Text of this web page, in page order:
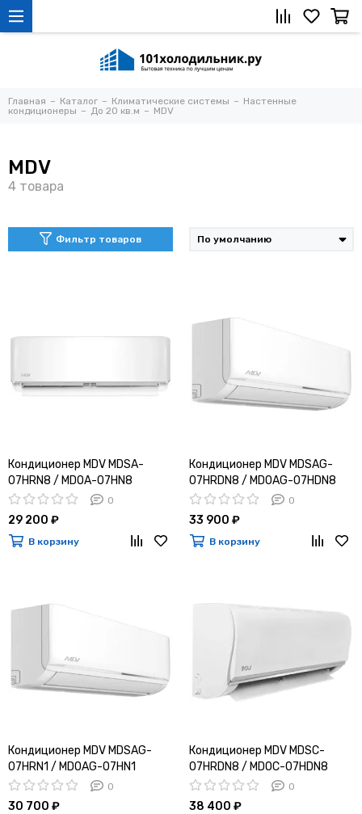
Главная Каталог Климатические системы
Настенные
кондиционеры
До 20 кв.м MDV
MDV
Фильтр товаров
Кондиционер MDV MDSA-
07HRN8 / MDOA-07HN8
0
29 200 ₽
В корзину
Кондиционер MDV MDSAG-
07HRDN8 / MDOAG-07HDN8
0
33 900 ₽
В корзину
Кондиционер MDV MDSAG-
07HRN1 / MDOAG-07HN1
0
30 700 ₽
Кондиционер MDV MDSC-
07HRDN8 / MDOC-07HDN8
0
38 400 ₽